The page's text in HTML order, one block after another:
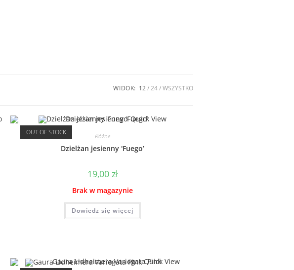
WIDOK: 12 24 WSZYSTKO
OUT OF STOCK
Quick View
Różne
Dzielżan jesienny 'Fuego’
19,00 zł
Brak w magazynie
Dowiedz się więcej
Quick View